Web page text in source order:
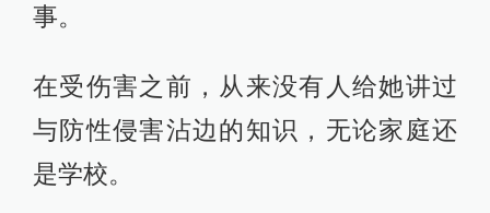
事。
在受伤害之前，从来没有人给她讲过
与防性侵害沾边的知识，无论家庭还
是学校。